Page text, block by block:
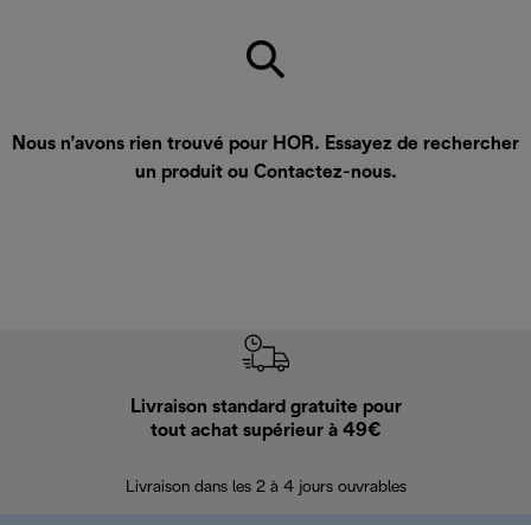
Nous n’avons rien trouvé pour HOR. Essayez de rechercher
un produit ou Contactez-nous.
Livraison standard gratuite pour
tout achat supérieur à 49€
Livraison dans les 2 à 4 jours ouvrables